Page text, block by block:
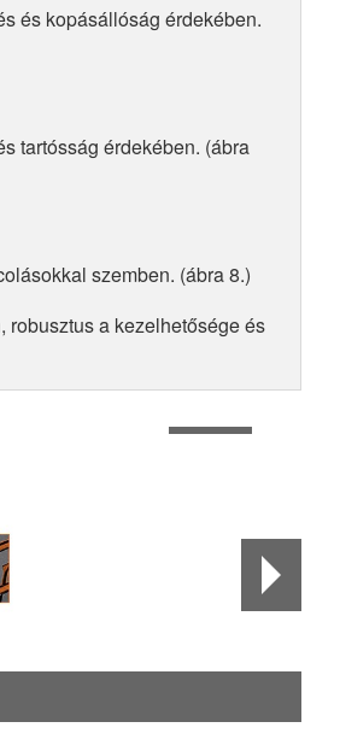
és kopásállóság érdekében.
tartósság érdekében. (ábra
szemben. (ábra 8.)
robusztus a kezelhetősége és